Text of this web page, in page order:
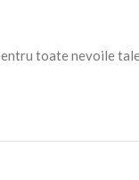
toate nevoile